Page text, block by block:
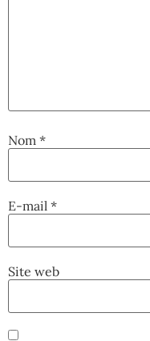
Nom *
E-mail *
Site web